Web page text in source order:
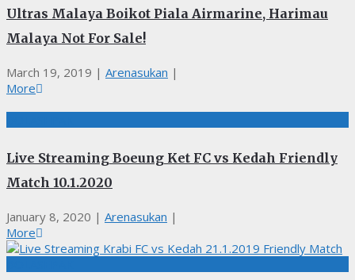
Ultras Malaya Boikot Piala Airmarine, Harimau
Malaya Not For Sale!
March 19, 2019 | Arenasukan |
More
Live Streaming Boeung Ket FC vs Kedah Friendly
Match 10.1.2020
January 8, 2020 | Arenasukan |
More